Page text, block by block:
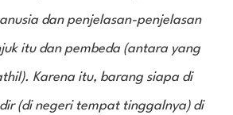
dan penjelasan-penjelasan
itu dan pembeda (antara yang
Karena itu, barang siapa di
(di negeri tempat tinggalnya) di